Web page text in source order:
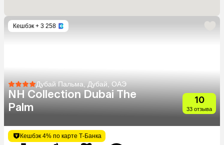
Кешбэк + 3 258
Дубай Пальма, Дубай, ОАЭ
NH Collection Dubai The
Palm
10
33 отзыва
Кешбэк 4% по карте Т-Банка